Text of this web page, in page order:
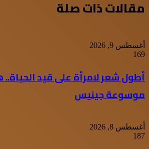
مقالات ذات صلة
أغسطس 9, 2026
169
أطول شعر لامرأة على قيد
موسوعة جينيس
أغسطس 8, 2026
187